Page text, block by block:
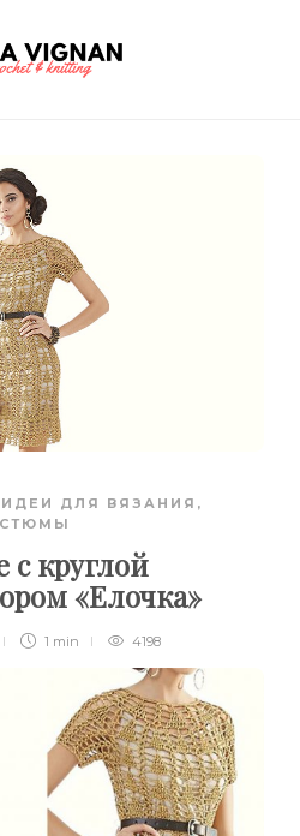
ИДЕИ ДЛЯ ВЯЗАНИЯ ,
с круглой
«Елочка»
1 min 4198